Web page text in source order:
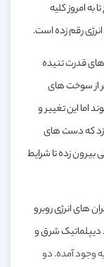
امروز کلیه
رقم زده است.
های قدرت تنیده
از سوخت های
اما این تغییر و
که دست های
بیرون زده تا شرایط
با بحران های انرژی روبرو
دیپلماتیک شرق و
وجود آمده. دو